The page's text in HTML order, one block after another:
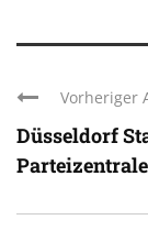
Vorheriger
Düsseldorf